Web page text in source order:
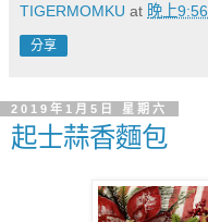
TIGERMOMKU at 晚上9:56
分享
2019年1月5日 星期六
起士蒜香麵包